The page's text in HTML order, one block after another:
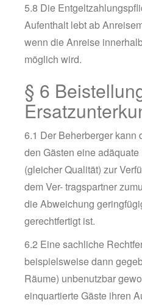
5.8 Die
Aufenthalt lebt ab
wenn die Anreise
möglich wird.
§ 6
6.1 Der Beherberger kann
den Gästen eine adäquate
(gleicher Qualität) zur
dem Ver- tragspartner
die Abweichung
gerechtfertigt ist.
6.2 Eine sachliche
beispielsweise dann
Räume) unbenutzbar
einquartierte Gäste ihren